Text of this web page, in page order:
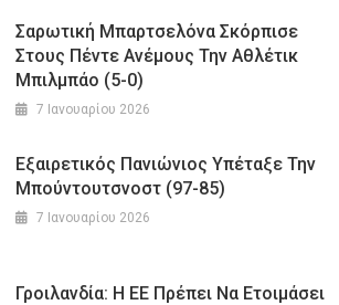
Σαρωτική Μπαρτσελόνα Σκόρπισε
Στους Πέντε Ανέμους Την Αθλέτικ
Μπιλμπάο (5-0)
7 Ιανουαρίου 2026
Εξαιρετικός Πανιώνιος Υπέταξε Την
Μπούντουτσνοστ (97-85)
7 Ιανουαρίου 2026
Γροιλανδία: Η ΕΕ Πρέπει Να Ετοιμάσει